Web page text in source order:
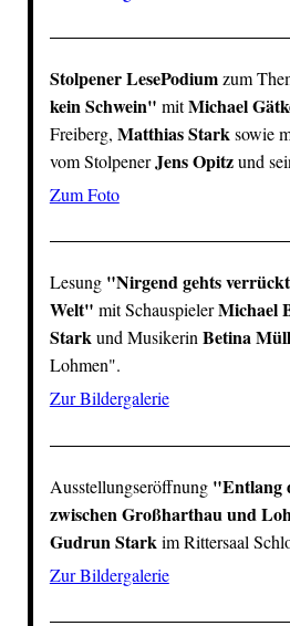
Stolpener LesePodiumzum
kein Schwein" mitMichael
Freiberg, Matthias Stark sowie
vom StolpenerJens Opitzund
Zum Foto
Lesung "Nirgend gehts
Welt" mit SchauspielerMichael
Starkund MusikerinBetina
Lohmen".
Zur Bildergalerie
Ausstellungseröffnung "Entlang
zwischen Großharthau und
Gudrun Stark im Rittersaal
Zur Bildergalerie